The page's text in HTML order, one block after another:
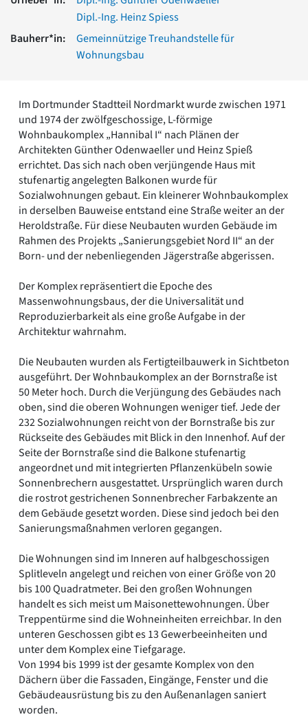
Vorromanik
Römische Antike
Fachbeirat
Freunde & Förderer
Kontakt
Impressum
Datenschutz
Suchbegriff eingeben
Dipl.-Ing. Heinz Spiess
Bauherr*in:
Gemeinnützige Treuhandstelle für
Wohnungsbau
Im Dortmunder Stadtteil Nordmarkt wurde zwischen 1971
und 1974 der zwölfgeschossige, L-förmige
Wohnbaukomplex „Hannibal I“ nach Plänen der
Architekten Günther Odenwaeller und Heinz Spieß
errichtet. Das sich nach oben verjüngende Haus mit
stufenartig angelegten Balkonen wurde für
Sozialwohnungen gebaut. Ein kleinerer Wohnbaukomplex
in derselben Bauweise entstand eine Straße weiter an der
Heroldstraße. Für diese Neubauten wurden Gebäude im
Rahmen des Projekts „Sanierungsgebiet Nord II“ an der
Born- und der nebenliegenden Jägerstraße abgerissen.
Der Komplex repräsentiert die Epoche des
Massenwohnungsbaus, der die Universalität und
Reproduzierbarkeit als eine große Aufgabe in der
Architektur wahrnahm.
Die Neubauten wurden als Fertigteilbauwerk in Sichtbeton
ausgeführt. Der Wohnbaukomplex an der Bornstraße ist
50 Meter hoch. Durch die Verjüngung des Gebäudes nach
oben, sind die oberen Wohnungen weniger tief. Jede der
232 Sozialwohnungen reicht von der Bornstraße bis zur
Rückseite des Gebäudes mit Blick in den Innenhof. Auf der
Seite der Bornstraße sind die Balkone stufenartig
angeordnet und mit integrierten Pflanzenkübeln sowie
Sonnenbrechern ausgestattet. Ursprünglich waren durch
die rostrot gestrichenen Sonnenbrecher Farbakzente an
dem Gebäude gesetzt worden. Diese sind jedoch bei den
Sanierungsmaßnahmen verloren gegangen.
Die Wohnungen sind im Inneren auf halbgeschossigen
Splitleveln angelegt und reichen von einer Größe von 20
bis 100 Quadratmeter. Bei den großen Wohnungen
handelt es sich meist um Maisonettewohnungen. Über
Treppentürme sind die Wohneinheiten erreichbar. In den
unteren Geschossen gibt es 13 Gewerbeeinheiten und
unter dem Komplex eine Tiefgarage.
Von 1994 bis 1999 ist der gesamte Komplex von den
Dächern über die Fassaden, Eingänge, Fenster und die
Gebäudeausrüstung bis zu den Außenanlagen saniert
worden.